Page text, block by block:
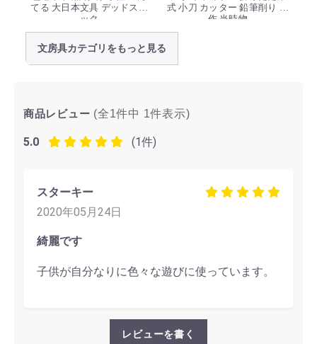
てる 大日本文具 デッドスト
ック
式 小刀 カッター 鉛筆削り 工
作 当時物
文房具カテゴリをもっと見る
商品レビュー (全1件中 1件表示)
5.0 (1件)
スターキー
2020年05月24日
綺麗です
子供が自分なりに色々な遊びに使っています。
レビューを書く